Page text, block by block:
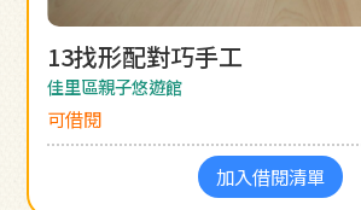
13找形配對巧手工
佳里區親子悠遊館
可借閱
加入借閱清單